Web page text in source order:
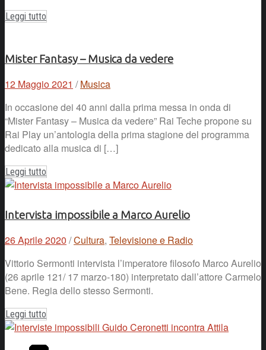
Leggi tutto
Mister Fantasy – Musica da vedere
12 Maggio 2021 / Musica
In occasione dei 40 anni dalla prima messa in onda di
“Mister Fantasy – Musica da vedere” Rai Teche propone su
Rai Play un’antologia della prima stagione del programma
dedicato alla musica di […]
Leggi tutto
Intervista impossibile a Marco Aurelio
26 Aprile 2020 /Cultura, Televisione e Radio
Vittorio Sermonti intervista l’imperatore filosofo Marco Aurelio
(26 aprile 121/ 17 marzo-180) interpretato dall’attore Carmelo
Bene. Regia dello stesso Sermonti.
Leggi tutto